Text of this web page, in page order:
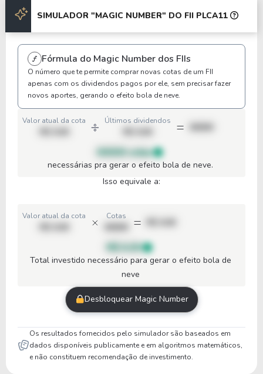
Dividendos
Anterior Próxima
SIMULADOR "MAGIC NUMBER" DO FII PLCA11
Fórmula do Magic Number dos FIIs
O número que te permite comprar novas cotas de um FII
apenas com os dividendos pagos por ele, sem precisar fazer
novos aportes, gerando o efeito bola de neve.
Valor atual da cota Últimos dividendos
00000 cotas
necessárias pra gerar o efeito bola de neve.
Isso equivale a:
Valor atual da cota Cotas
R$ 0,00
Total investido necessário para gerar o efeito bola de
neve
Desbloquear Magic Number
Os resultados fornecidos pelo simulador são baseados em
dados disponíveis publicamente e em algoritmos matemáticos,
e não constituem recomendação de investimento.